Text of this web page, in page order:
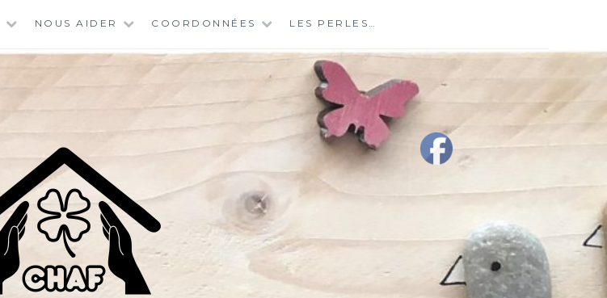
NOUS AIDER COORDONNÉES LES PERLES…